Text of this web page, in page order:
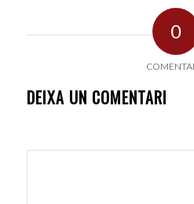
0
DEIXA UN COMENTARI